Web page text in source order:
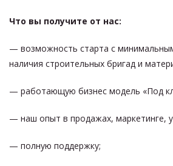
Что вы получите от нас:
— возможность старта с
наличия строительных бригад и
— работающую бизнес модель «Под
— наш опыт в продажах, маркетинге,
— полную поддержку;